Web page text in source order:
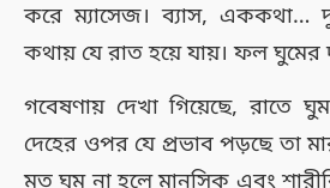
করে ম্যাসেজ। ব্যাস, এককথা…
কথায় যে রাত হয়ে যায়। ফল ঘুমের
গবেষণায় দেখা গিয়েছে, রাতে
দেহের ওপর যে প্রভাব পড়ছে তা
মত ঘুম না হলে মানসিক এবং